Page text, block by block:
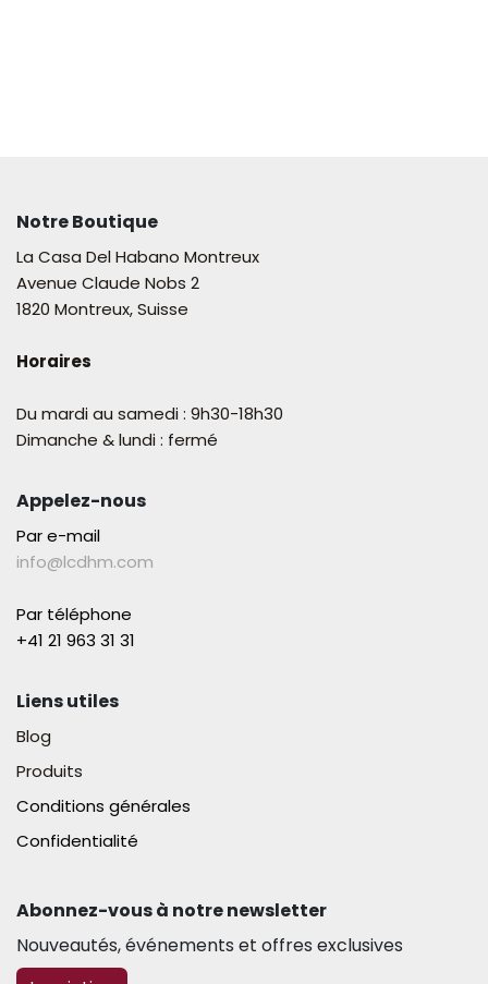
Notre Boutique
La Casa Del Habano Montreux
Avenue Claude Nobs 2
1820 Montreux, Suisse
Horaires
Du mardi au samedi : 9h30-18h30
Dimanche & lundi : fermé
Appelez-nous
Par e-mail
info@lcdhm.com
Par téléphone
+41 21 963 31 31​
Liens utiles
Blog
Produits
Conditions générales
Confidentialité
Abonnez-vous à notre newsletter​
Nouveautés, événements et offres exclusives